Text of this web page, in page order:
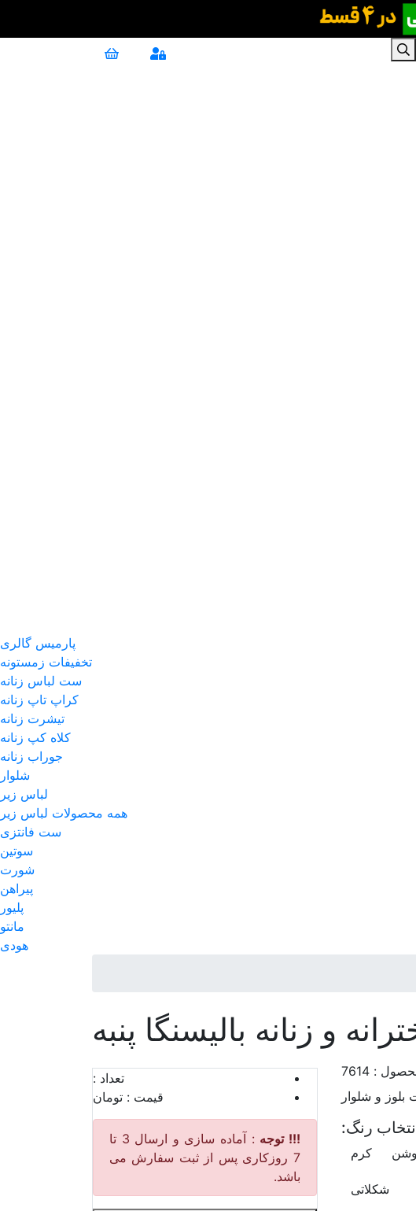
پارمیس گالری
تخفیفات زمستونه
ست لباس زنانه
کراپ تاپ زنانه
تیشرت زنانه
کلاه کپ زنانه
جوراب زنانه
شلوار
لباس زیر
همه محصولات لباس زیر
ست فانتزی
سوتین
شورت
پیراهن
پلیور
مانتو
هودی
و زنانه بالیسنگا پنبه
:
7614
و شلوار
رنگ:
کرم
شکلاتی
تعداد :
قیمت : تومان
!!! توجه
: آماده سازی و ارسال 3 تا
7 روزکاری پس از ثبت سفارش می
باشد.